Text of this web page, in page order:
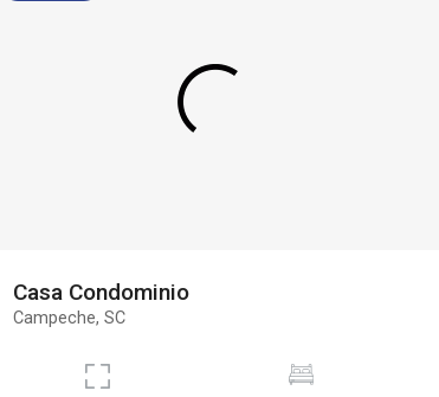
Casa Condominio
Campeche, SC